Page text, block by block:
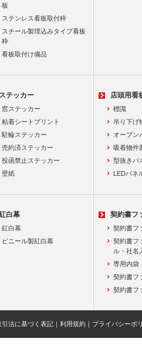
板
ステンレス看板取付枠
スチール製埋込みタイプ看板
枠
看板取付け備品
ステッカー
窓ステッカー
粘着シートプリント
駐輪ステッカー
売約済ステッカー
投函禁止ステッカー
壁紙
店頭用看
標識
吊り下げ
オープン
吸着物件
型抜きパ
LEDパネ
白幕
紅白幕
ビニール製紅白幕
契約書フ
契約書フ
契約書フ
ル・社名
専用内袋
契約書フ
契約書フ
引法に基づく表記 利用規約 プライバシーポ